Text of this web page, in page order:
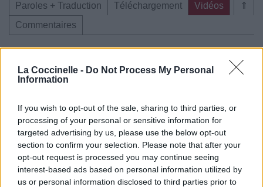
La Coccinelle - Do Not Process My Personal
Information
If you wish to opt-out of the sale, sharing to third parties, or
processing of your personal or sensitive information for
targeted advertising by us, please use the below opt-out
section to confirm your selection. Please note that after your
opt-out request is processed you may continue seeing
interest-based ads based on personal information utilized by
us or personal information disclosed to third parties prior to
⇑
Paroles + Traduction Téléchargement
Vidéos
Commentaires
Voir la vidéo de «Si Le Temps
T'efface»